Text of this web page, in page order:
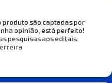
produto são captadas por
opinião, está perfeito!
pesquisas aos editais.